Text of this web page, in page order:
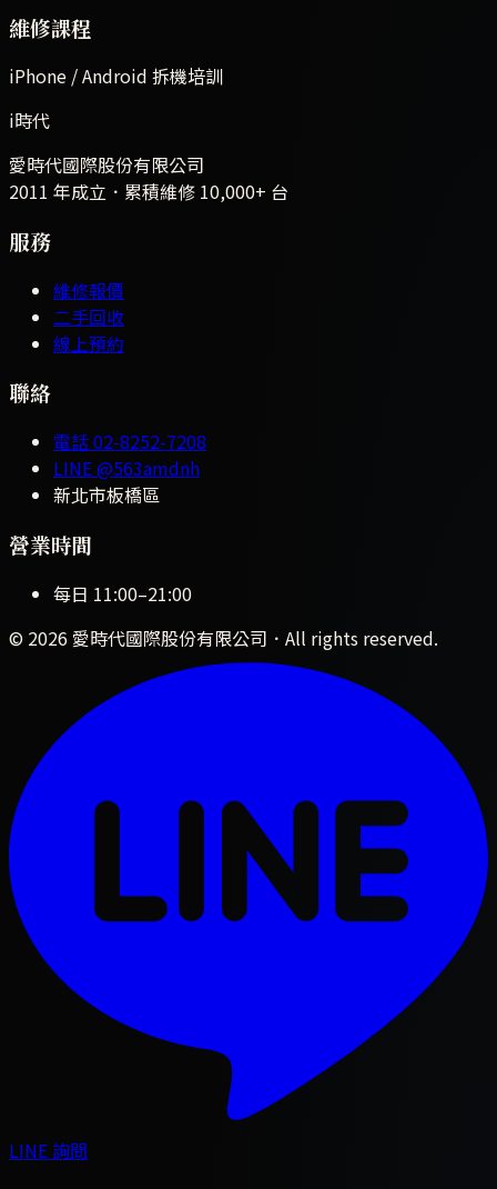
維修課程
iPhone / Android 拆機培訓
i時代
愛時代國際股份有限公司
2011 年成立．累積維修 10,000+ 台
服務
維修報價
二手回收
線上預約
聯絡
電話02-8252-7208
LINE@563amdnh
新北市板橋區
營業時間
每日 11:00–21:00
© 2026 愛時代國際股份有限公司 ．All rights reserved.
LINE 詢問